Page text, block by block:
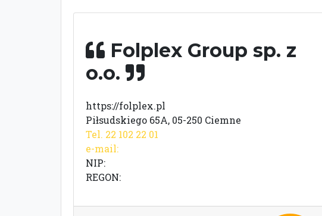
Folplex Group sp. z
o.o.
https://folplex.pl
Piłsudskiego 65A, 05-250 Ciemne
Tel. 22 102 22 01
e-mail:
NIP:
REGON: